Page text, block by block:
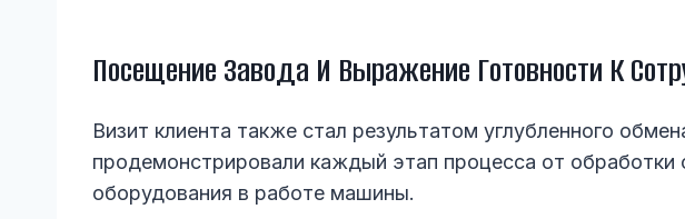
Посещение Завода И Выражение Готовности К
Визит клиента также стал результатом углубленного
продемонстрировали каждый этап процесса от
оборудования в работе машины.